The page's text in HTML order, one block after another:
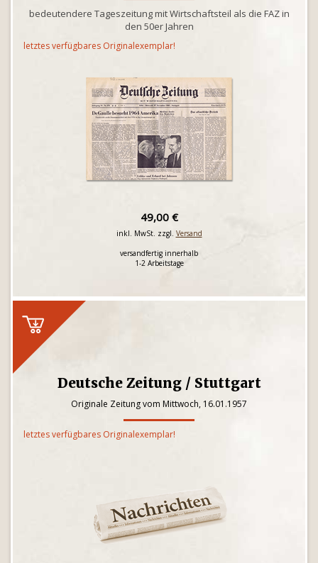
bedeutendere Tageszeitung mit Wirtschaftsteil als die FAZ in
den 50er Jahren
letztes verfügbares Originalexemplar!
49,00 €
inkl. MwSt. zzgl. Versand
versandfertig innerhalb
1-2 Arbeitstage
Deutsche Zeitung / Stuttgart
Originale Zeitung vom Mittwoch, 16.01.1957
letztes verfügbares Originalexemplar!